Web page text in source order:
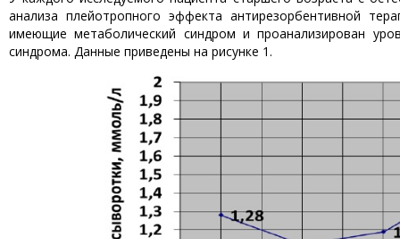
анализа плейотропного эффекта антирезорбентивной
имеющие метаболический синдром и проанализирован
синдрома. Данные приведены на рисунке 1.